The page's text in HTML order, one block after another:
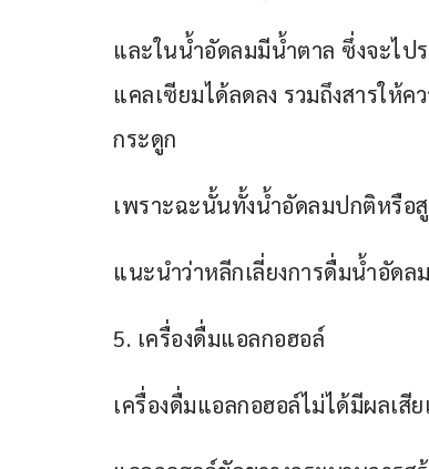
และในน้ำอัดลมมีน้ำตาล ซึ่งจะไป
แคลเซียมได้ลดลง รวมถึงสารให้
กระดูก
เพราะฉะนั้นทั้งน้ำอัดลมปกติหรือ
แนะนำว่าหลีกเลี่ยงการดื่มน้ำอัด
5. เครื่องดื่มแอลกอฮอล์
เครื่องดื่มแอลกอฮอล์ไม่ได้มีผลเ